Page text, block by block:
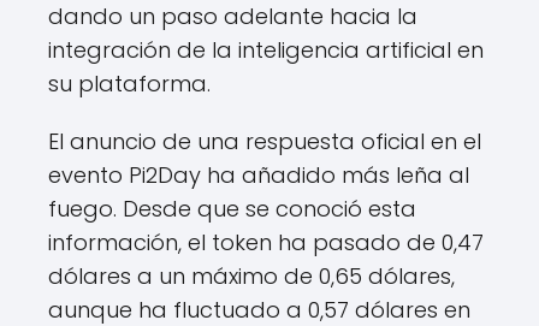
dando un paso adelante hacia la
integración de la inteligencia artificial en
su plataforma.
El anuncio de una respuesta oficial en el
evento Pi2Day ha añadido más leña al
fuego. Desde que se conoció esta
información, el token ha pasado de 0,47
dólares a un máximo de 0,65 dólares,
aunque ha fluctuado a 0,57 dólares en